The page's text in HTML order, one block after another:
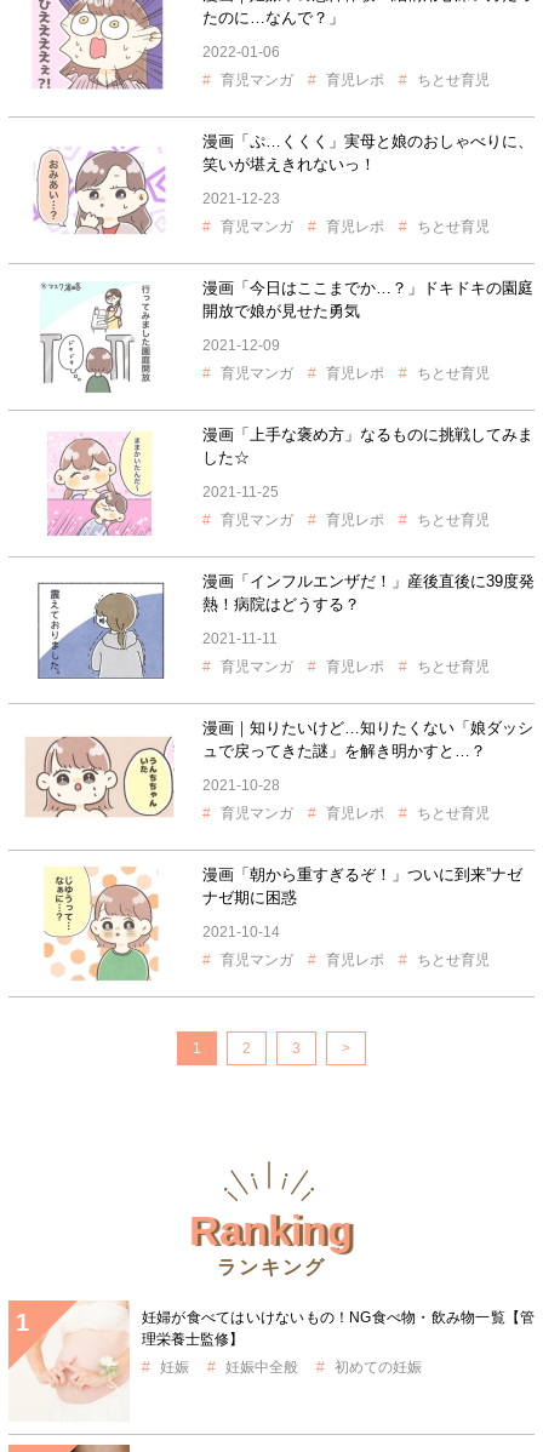
たのに…なんで？」
2022-01-06
育児マンガ
育児レポ ちとせ育児
漫画「ぷ…くくく」実母と娘のおしゃべりに、
笑いが堪えきれないっ！
2021-12-23
育児マンガ
育児レポ ちとせ育児
漫画「今日はここまでか…？」ドキドキの園庭
開放で娘が見せた勇気
2021-12-09
育児マンガ
育児レポ ちとせ育児
漫画「上手な褒め方」なるものに挑戦してみま
した☆
2021-11-25
育児マンガ
育児レポ ちとせ育児
漫画「インフルエンザだ！」産後直後に39度発
熱！病院はどうする？
2021-11-11
育児マンガ
育児レポ ちとせ育児
漫画｜知りたいけど…知りたくない「娘ダッシ
ュで戻ってきた謎」を解き明かすと…？
2021-10-28
育児マンガ
育児レポ ちとせ育児
漫画「朝から重すぎるぞ！」ついに到来”ナゼ
ナゼ期に困惑
2021-10-14
育児マンガ
育児レポ ちとせ育児
1 2 3 >
Ranking
ランキング
妊婦が食べてはいけないもの！NG食べ物・飲み物一覧【管
理栄養士監修】
妊娠
妊娠中全般 初めての妊娠